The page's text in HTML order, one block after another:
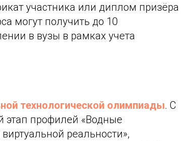
участника или диплом призёра
могут получить до 10
в вузы в рамках учета
технологической олимпиады. С
этап профилей «Водные
реальности»,